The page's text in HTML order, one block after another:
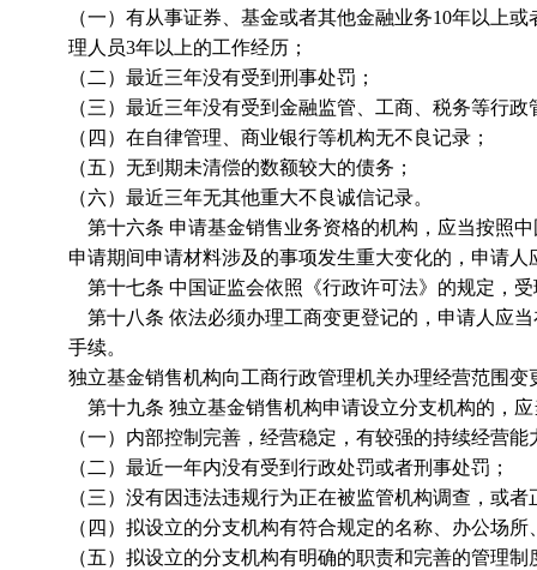
（一）有从事证券、基金或者其他金融业务10年以上
理人员3年以上的工作经历；
（二）最近三年没有受到刑事处罚；
（三）最近三年没有受到金融监管、工商、税务等行
（四）在自律管理、商业银行等机构无不良记录；
（五）无到期未清偿的数额较大的债务；
（六）最近三年无其他重大不良诚信记录。
第十六条 申请基金销售业务资格的机构，应当按照
申请期间申请材料涉及的事项发生重大变化的，申请
第十七条 中国证监会依照《行政许可法》的规定，
第十八条 依法必须办理工商变更登记的，申请人应
手续。
独立基金销售机构向工商行政管理机关办理经营范围
第十九条 独立基金销售机构申请设立分支机构的，
（一）内部控制完善，经营稳定，有较强的持续经营
（二）最近一年内没有受到行政处罚或者刑事处罚；
（三）没有因违法违规行为正在被监管机构调查，或
（四）拟设立的分支机构有符合规定的名称、办公场
（五）拟设立的分支机构有明确的职责和完善的管理制